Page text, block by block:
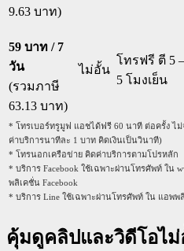
9.63 บาท)
59 บาท / 7
วัน
(รวมภาษี
63.13 บาท)
ไม่อั้น
โทรฟรี ตี 5 –
5 โมงเย็น
* โทรเบอร์ทรูมูฟ แอชได้ฟรี 60 นาที ต่อครั้ง ไ
ค่าบริการนาทีละ 1 บาท คิดเงินเป็นวินาที)
* โทรนอกเครือข่าย คิดค่าบริการตามโปรหลัก
* บริการ Facebook ใช้เฉพาะผ่านโทรศัพท์ ใน
พลิเคชั่น Facebook
* บริการ Line ใช้เฉพาะผ่านโทรศัพท์ ใน แอพพ
คุ้มดูคลิปและวิดีโอไม่